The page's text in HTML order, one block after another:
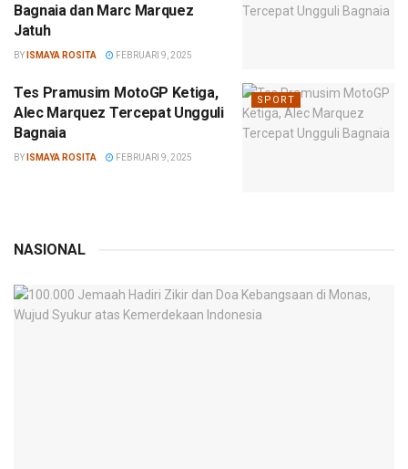
Bagnaia dan Marc Marquez
Jatuh
BY ISMAYA ROSITA FEBRUARI 9, 2025
SPORT
Tes Pramusim MotoGP Ketiga,
Alec Marquez Tercepat Ungguli
Bagnaia
BY ISMAYA ROSITA FEBRUARI 9, 2025
NASIONAL